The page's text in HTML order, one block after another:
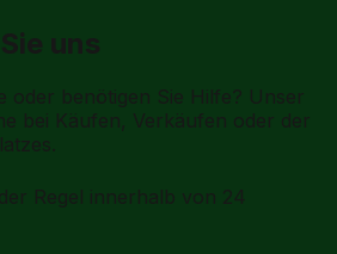
uns
oder benötigen Sie Hilfe? Unser
bei Käufen, Verkäufen oder der
Regel innerhalb von 24